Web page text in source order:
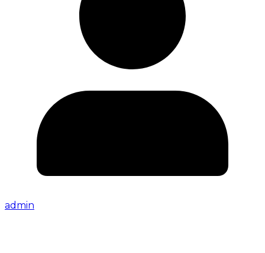
admin